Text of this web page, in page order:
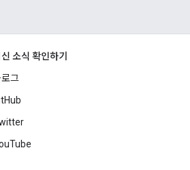
소식 확인하기
그